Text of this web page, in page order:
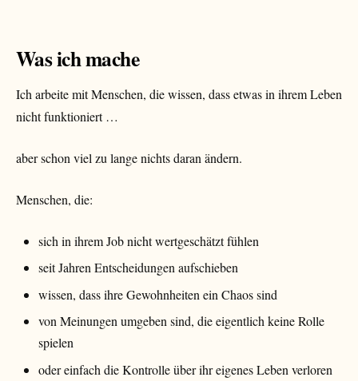
Was ich mache
Ich arbeite mit Menschen, die wissen, dass etwas in ihrem Leben
nicht funktioniert …
aber schon viel zu lange nichts daran ändern.
Menschen, die:
sich in ihrem Job nicht wertgeschätzt fühlen
seit Jahren Entscheidungen aufschieben
wissen, dass ihre Gewohnheiten ein Chaos sind
von Meinungen umgeben sind, die eigentlich keine Rolle
spielen
oder einfach die Kontrolle über ihr eigenes Leben verloren